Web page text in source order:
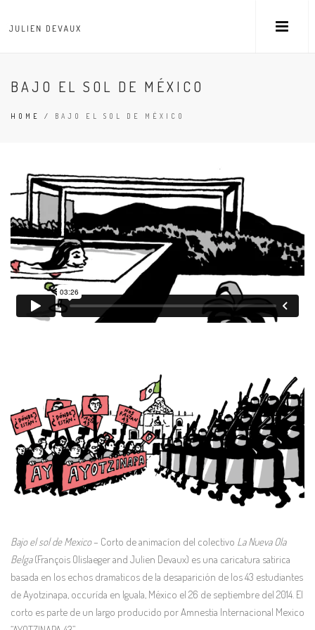
BAJO EL SOL DE MÉXICO
HOME / BAJO EL SOL DE MÉXICO
Bajo el sol de Mexico– Corto de animacíon del colectivo La Nueva Ola
Belga(François Olislaeger and Julien Devaux) es una caricatura satirica
basada en los echos dramaticos de la desaparición de los 43 estudiantes
de Ayotzinapa, occurída en Iguala, México el 26 de septiembre del 2014. El
corto es parte de un largo producido por Amnestia Internacional Mexico